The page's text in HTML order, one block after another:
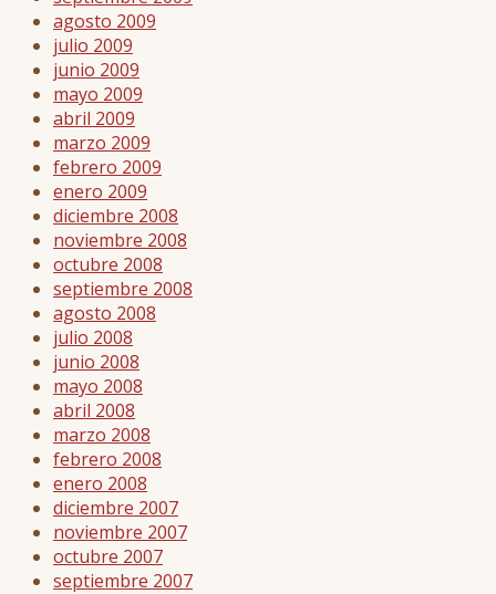
agosto 2009
julio 2009
junio 2009
mayo 2009
abril 2009
marzo 2009
febrero 2009
enero 2009
diciembre 2008
noviembre 2008
octubre 2008
septiembre 2008
agosto 2008
julio 2008
junio 2008
mayo 2008
abril 2008
marzo 2008
febrero 2008
enero 2008
diciembre 2007
noviembre 2007
octubre 2007
septiembre 2007